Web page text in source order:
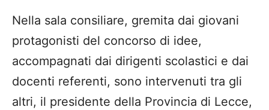
Nella sala consiliare, gremita dai giovani
protagonisti del concorso di idee,
accompagnati dai dirigenti scolastici e dai
docenti referenti, sono intervenuti tra gli
altri, il presidente della Provincia di Lecce,